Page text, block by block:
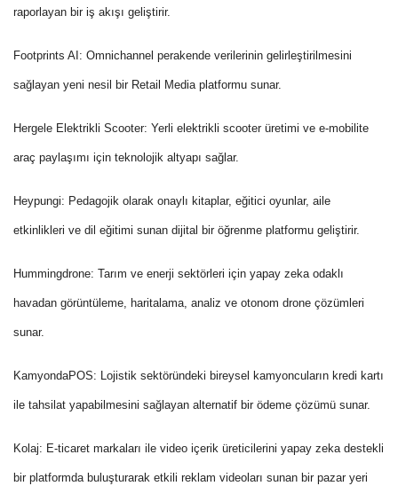
raporlayan bir iş akışı geliştirir.
Footprints AI: Omnichannel perakende verilerinin gelirleştirilmesini
sağlayan yeni nesil bir Retail Media platformu sunar.
Hergele Elektrikli Scooter: Yerli elektrikli scooter üretimi ve e-mobilite
araç paylaşımı için teknolojik altyapı sağlar.
Heypungi: Pedagojik olarak onaylı kitaplar, eğitici oyunlar, aile
etkinlikleri ve dil eğitimi sunan dijital bir öğrenme platformu geliştirir.
Hummingdrone: Tarım ve enerji sektörleri için yapay zeka odaklı
havadan görüntüleme, haritalama, analiz ve otonom drone çözümleri
sunar.
KamyondaPOS: Lojistik sektöründeki bireysel kamyoncuların kredi kartı
ile tahsilat yapabilmesini sağlayan alternatif bir ödeme çözümü sunar.
Kolaj: E-ticaret markaları ile video içerik üreticilerini yapay zeka destekli
bir platformda buluşturarak etkili reklam videoları sunan bir pazar yeri